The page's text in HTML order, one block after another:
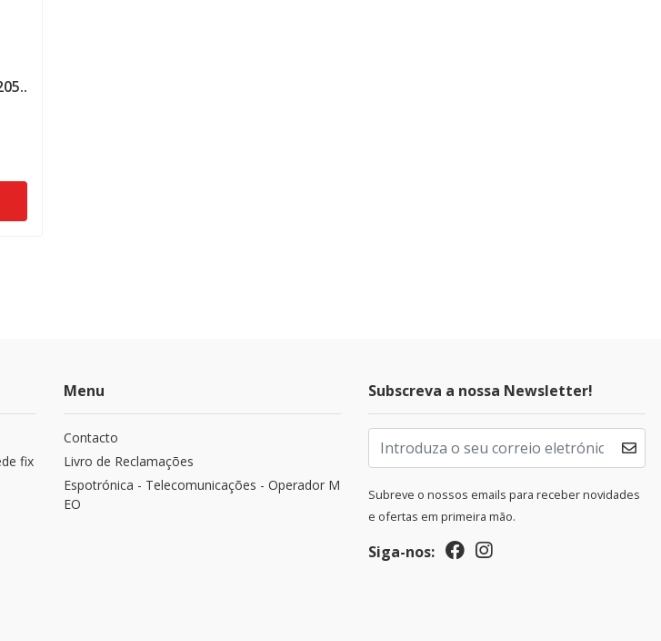
fix
Menu
Contacto
Livro de Reclamações
Espotrónica - Telecomunicações - Operador M
EO
Subscreva a nossa Newsletter!
Subreve o nossos emails para receber novidades
e ofertas em primeira mão.
Siga-nos: